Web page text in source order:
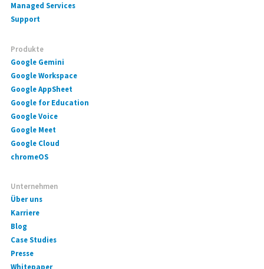
Managed Services
Support
Produkte
Google Gemini
Google Workspace
Google AppSheet
Google for Education
Google Voice
Google Meet
Google Cloud
chromeOS
Unternehmen
Über uns
Karriere
Blog
Case Studies
Presse